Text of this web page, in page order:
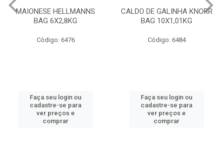
MAIONESE HELLMANNS
BAG 6X2,8KG
Código: 6476
Faça seu login ou
cadastre-se para
ver preços e
comprar
CALDO DE GALINHA KNORR
BAG 10X1,01KG
Código: 6484
Faça seu login ou
cadastre-se para
ver preços e
comprar